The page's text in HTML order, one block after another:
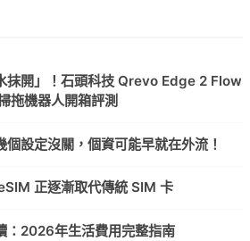
抹開」！石頭科技 Qrevo Edge 2 Flow
拖機器人開箱評測
設定沒關，個資可能早就在外流！
正逐漸取代傳統 SIM 卡
：2026年生活費用完整指南